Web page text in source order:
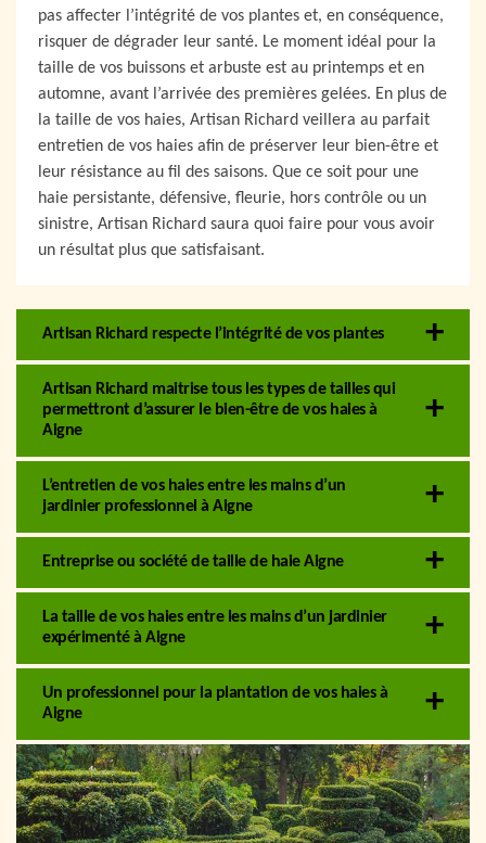
pas affecter l’intégrité de vos plantes et, en conséquence,
risquer de dégrader leur santé. Le moment idéal pour la
taille de vos buissons et arbuste est au printemps et en
automne, avant l’arrivée des premières gelées. En plus de
la taille de vos haies, Artisan Richard veillera au parfait
entretien de vos haies afin de préserver leur bien-être et
leur résistance au fil des saisons. Que ce soit pour une
haie persistante, défensive, fleurie, hors contrôle ou un
sinistre, Artisan Richard saura quoi faire pour vous avoir
un résultat plus que satisfaisant.
Artisan Richard respecte l’intégrité de vos plantes
Artisan Richard maitrise tous les types de tailles qui
permettront d’assurer le bien-être de vos haies à
Aigne
L’entretien de vos haies entre les mains d’un
jardinier professionnel à Aigne
Entreprise ou société de taille de haie Aigne
La taille de vos haies entre les mains d’un jardinier
expérimenté à Aigne
Un professionnel pour la plantation de vos haies à
Aigne